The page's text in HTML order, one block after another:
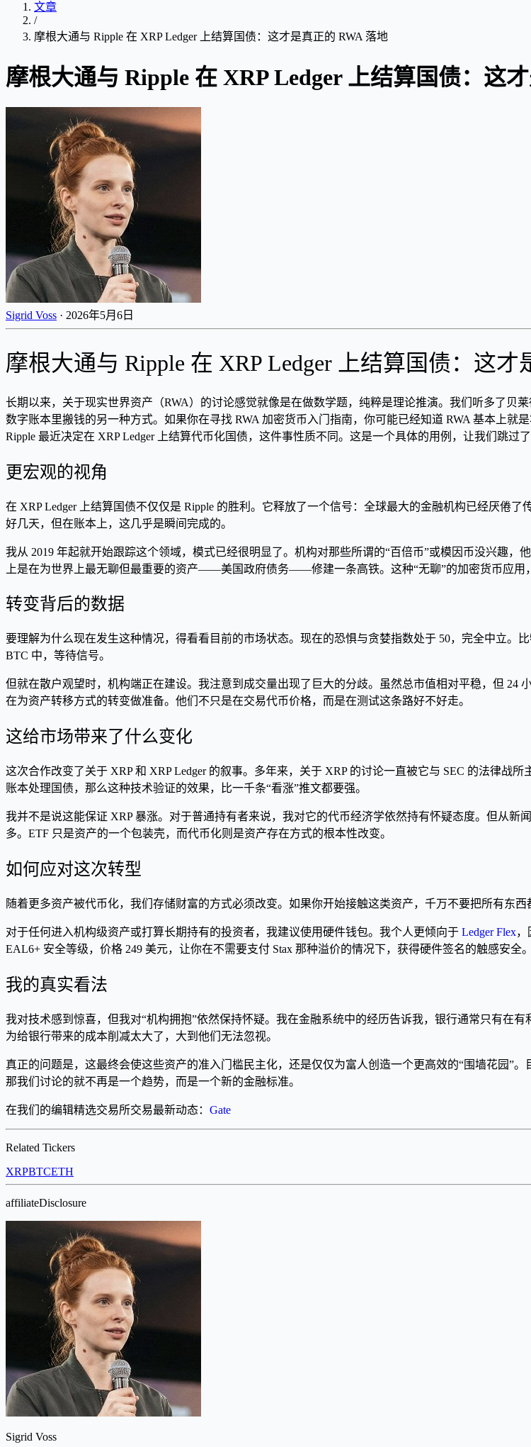
文章
/
摩根大通与 Ripple 在 XRP Ledger 上结算国债：这才是真正的 RWA 落地
摩根大通与 Ripple 在 XRP Ledger 上结算国债：这
Sigrid Voss · 2026年5月6日
摩根大通与 Ripple 在 XRP Ledger 上结算国债：这才
长期以来，关于现实世界资产（RWA）的讨论感觉就像是在做数学题，纯粹是理论推演。我们听多了贝
数字账本里搬钱的另一种方式。如果你在寻找 RWA 加密货币入门指南，你可能已经知道 RWA 基本上
Ripple 最近决定在 XRP Ledger 上结算代币化国债，这件事性质不同。这是一个具体的用例，让我们跳过
更宏观的视角
在 XRP Ledger 上结算国债不仅仅是 Ripple 的胜利。它释放了一个信号：全球最大的金融机构已经厌倦
好几天，但在账本上，这几乎是瞬间完成的。
我从 2019 年起就开始跟踪这个领域，模式已经很明显了。机构对那些所谓的“百倍币”或模因币没兴趣，
上是在为世界上最无聊但最重要的资产——美国政府债务——修建一条高铁。这种“无聊”的加密货币应用
转变背后的数据
要理解为什么现在发生这种情况，得看看目前的市场状态。现在的恐惧与贪婪指数处于 50，完全中立。
BTC 中，等待信号。
但就在散户观望时，机构端正在建设。我注意到成交量出现了巨大的分歧。虽然总市值相对平稳，但 24
在为资产转移方式的转变做准备。他们不只是在交易代币价格，而是在测试这条路好不好走。
这给市场带来了什么变化
这次合作改变了关于 XRP 和 XRP Ledger 的叙事。多年来，关于 XRP 的讨论一直被它与 SEC 的法律战
账本处理国债，那么这种技术验证的效果，比一千条“看涨”推文都要强。
我并不是说这能保证 XRP 暴涨。对于普通持有者来说，我对它的代币经济学依然持有怀疑态度。但从
多。ETF 只是资产的一个包装壳，而代币化则是资产存在方式的根本性改变。
如何应对这次转型
随着更多资产被代币化，我们存储财富的方式必须改变。如果你开始接触这类资产，千万不要把所有东
对于任何进入机构级资产或打算长期持有的投资者，我建议使用硬件钱包。我个人更倾向于 Ledger Flex，
EAL6+ 安全等级，价格 249 美元，让你在不需要支付 Stax 那种溢价的情况下，获得硬件签名的触感安全
我的真实看法
我对技术感到惊喜，但我对“机构拥抱”依然保持怀疑。我在金融系统中的经历告诉我，银行通常只有在
为给银行带来的成本削减太大了，大到他们无法忽视。
真正的问题是，这最终会使这些资产的准入门槛民主化，还是仅仅为富人创造一个更高效的“围墙花园”
那我们讨论的就不再是一个趋势，而是一个新的金融标准。
在我们的编辑精选交易所交易最新动态： Gate
Related Tickers
XRPBTCETH
affiliateDisclosure
Sigrid Voss